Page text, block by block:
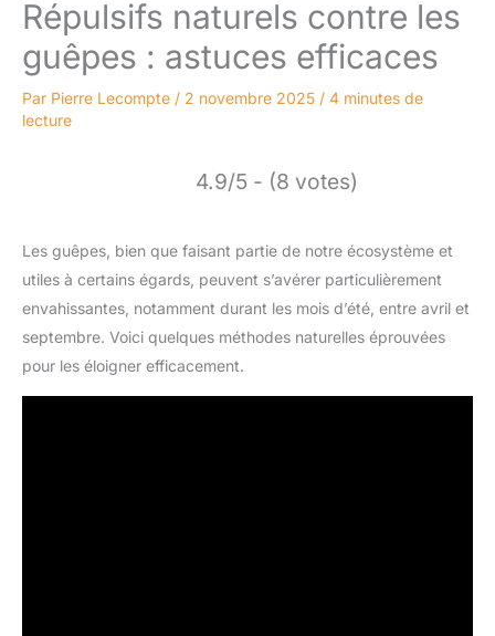
Répulsifs naturels contre les
guêpes : astuces efficaces
Par Pierre Lecompte / 2 novembre 2025 / 4 minutes de
lecture
4.9/5 - (8 votes)
Les guêpes, bien que faisant partie de notre écosystème et
utiles à certains égards, peuvent s’avérer particulièrement
envahissantes, notamment durant les mois d’été, entre avril et
septembre. Voici quelques méthodes naturelles éprouvées
pour les éloigner efficacement.